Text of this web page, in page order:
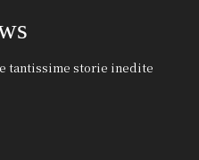
tantissime storie inedite